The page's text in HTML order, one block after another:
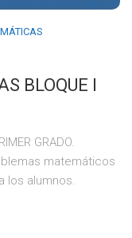
BLOQUE I
GRADO.
matemáticos
los alumnos.